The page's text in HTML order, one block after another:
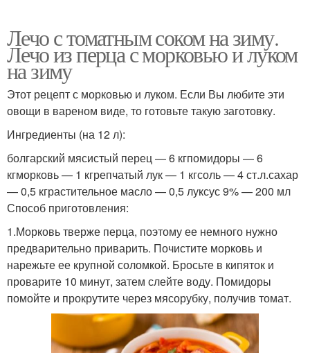
Лечо с томатным соком на зиму.
Лечо из перца с морковью и луком
на зиму
Этот рецепт с морковью и луком. Если Вы любите эти
овощи в вареном виде, то готовьте такую заготовку.
Ингредиенты (на 12 л):
болгарский мясистый перец — 6 кгпомидоры — 6
кгморковь — 1 кгрепчатый лук — 1 кгсоль — 4 ст.л.сахар
— 0,5 кграстительное масло — 0,5 луксус 9% — 200 мл
Способ приготовления:
1.Морковь тверже перца, поэтому ее немного нужно
предварительно приварить. Почистите морковь и
нарежьте ее крупной соломкой. Бросьте в кипяток и
проварите 10 минут, затем слейте воду. Помидоры
помойте и прокрутите через мясорубку, получив томат.